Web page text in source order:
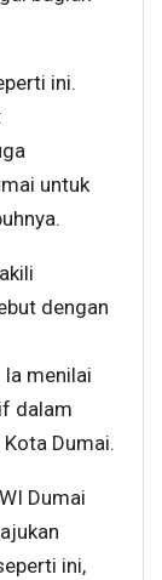
ini.
untuk
dengan
menilai
dalam
Dumai.
Dumai
ini,